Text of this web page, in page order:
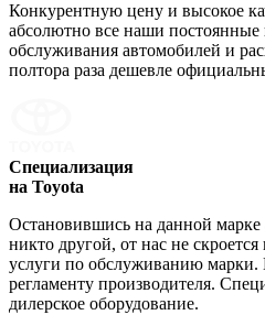
Конкурентную цену и высокое
абсолютно все наши
обслуживания автомобилей и
полтора раза дешевле
Специализация
на Toyota
Остановившись на данной марке
никто другой, от нас не
услуги по обслуживанию марки.
регламенту производителя.
дилерское оборудование.